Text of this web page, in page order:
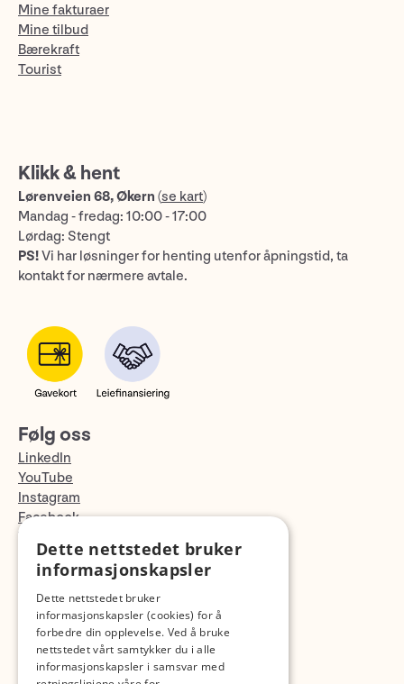
Mine fakturaer
Mine tilbud
Bærekraft
Tourist
Klikk & hent
Lørenveien 68, Økern (se kart)
Mandag - fredag: 10:00 - 17:00
Lørdag: Stengt
PS!Vi har løsninger for henting utenfor åpningstid, ta
kontakt for nærmere avtale.
Følg oss
LinkedIn
YouTube
Instagram
Facebook
TikTok
Fotopodden
Med forbehold om skrive- og lagerfeil
Dette nettstedet bruker
informasjonskapsler
Dette nettstedet bruker
informasjonskapsler (cookies) for å
forbedre din opplevelse. Ved å bruke
nettstedet vårt samtykker du i alle
informasjonskapsler i samsvar med